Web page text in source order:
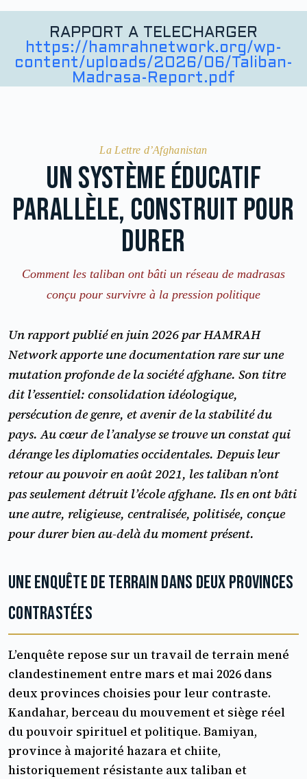
RAPPORT A TELECHARGER
https://hamrahnetwork.org/wp-
content/uploads/2026/06/Taliban-
Madrasa-Report.pdf
La Lettre d’Afghanistan
Un système éducatif
parallèle, construit pour
durer
Comment les taliban ont bâti un réseau de madrasas
conçu pour survivre à la pression politique
Un rapport publié en juin 2026 par HAMRAH
Network apporte une documentation rare sur une
mutation profonde de la société afghane. Son titre
dit l’essentiel: consolidation idéologique,
persécution de genre, et avenir de la stabilité du
pays. Au cœur de l’analyse se trouve un constat qui
dérange les diplomaties occidentales. Depuis leur
retour au pouvoir en août 2021, les taliban n’ont
pas seulement détruit l’école afghane. Ils en ont bâti
une autre, religieuse, centralisée, politisée, conçue
pour durer bien au-delà du moment présent.
Une enquête de terrain dans deux provinces
contrastées
L’enquête repose sur un travail de terrain mené
clandestinement entre mars et mai 2026 dans
deux provinces choisies pour leur contraste.
Kandahar, berceau du mouvement et siège réel
du pouvoir spirituel et politique. Bamiyan,
province à majorité hazara et chiite,
historiquement résistante aux taliban et